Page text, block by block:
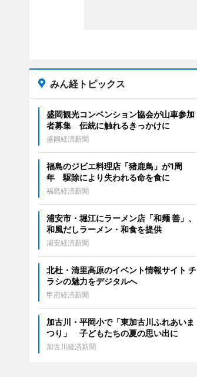
みん経トピックス
盛岡観光コンベンション協会が山車参加
者募集 伝統に触れるきっかけに
盛岡経済新聞
福島のジビエ料理店「猪鹿鳥」が1周
年 駆除により失われる命を食に
福島経済新聞
浦安市・堀江にラーメン店「和麺 善」、
和風だしラーメン・和食を提供
浦安経済新聞
北杜・清里高原のイベント情報サイト チ
ラシの魅力をデジタルへ
甲府経済新聞
加古川・平岡小で「東加古川ふれあいま
つり」 子どもたちの夏の思い出に
加古川経済新聞